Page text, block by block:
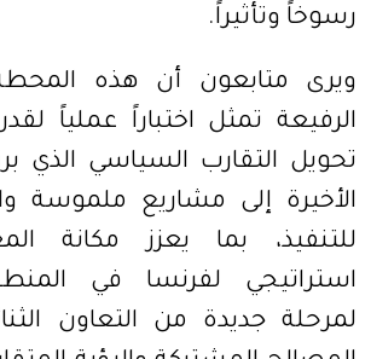
رسوخاً وتأثيراً.
ويرى متابعون أن هذه المحطة
الرفيعة تمثل اختباراً عملياً
تحويل التقارب السياسي الذي
الأخيرة إلى مشاريع ملموسة
للتنفيذ، بما يعزز مكانة
استراتيجي لفرنسا في
لمرحلة جديدة من التعاون